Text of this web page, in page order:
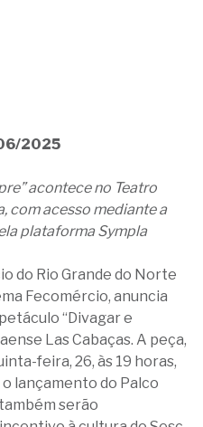
2025
acontece no Teatro
com acesso mediante a
plataforma Sympla
do Rio Grande do Norte
Fecomércio, anuncia
“Divagar e
Las Cabaças. A peça,
feira, 26, às 19 horas,
lançamento do Palco
serão